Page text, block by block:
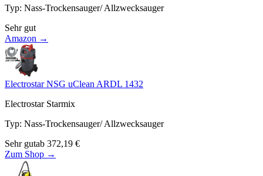
Typ: Nass-Trockensauger/ Allzwecksauger
Sehr gut
Amazon →
Electrostar NSG uClean ARDL 1432
Electrostar Starmix
Typ: Nass-Trockensauger/ Allzwecksauger
Sehr gutab 372,19 €
Zum Shop →